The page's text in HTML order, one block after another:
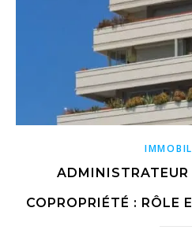
ADMINISTRATEUR
COPROPRIÉTÉ : RÔLE